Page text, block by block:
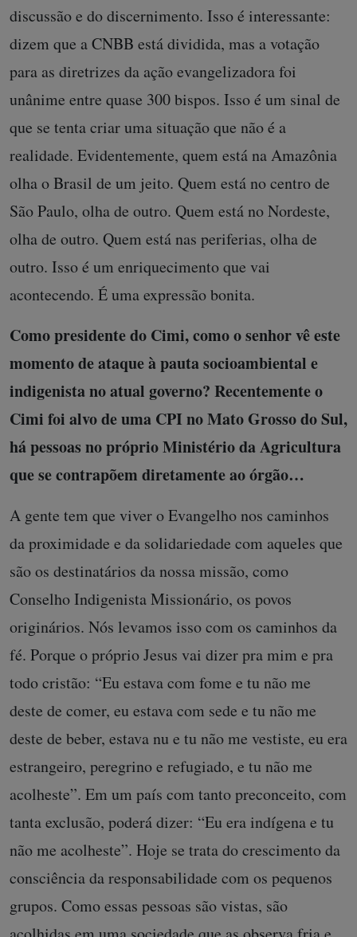
discussão e do discernimento. Isso é interessante:
dizem que a CNBB está dividida, mas a votação
para as diretrizes da ação evangelizadora foi
unânime entre quase 300 bispos. Isso é um sinal de
que se tenta criar uma situação que não é a
realidade. Evidentemente, quem está na Amazônia
olha o Brasil de um jeito. Quem está no centro de
São Paulo, olha de outro. Quem está no Nordeste,
olha de outro. Quem está nas periferias, olha de
outro. Isso é um enriquecimento que vai
acontecendo. É uma expressão bonita.
Como presidente do Cimi, como o senhor vê este
momento de ataque à pauta socioambiental e
indigenista no atual governo? Recentemente o
Cimi foi alvo de uma CPI no Mato Grosso do Sul,
há pessoas no próprio Ministério da Agricultura
que se contrapõem diretamente ao órgão…
A gente tem que viver o Evangelho nos caminhos
da proximidade e da solidariedade com aqueles que
são os destinatários da nossa missão, como
Conselho Indigenista Missionário, os povos
originários. Nós levamos isso com os caminhos da
fé. Porque o próprio Jesus vai dizer pra mim e pra
todo cristão: “Eu estava com fome e tu não me
deste de comer, eu estava com sede e tu não me
deste de beber, estava nu e tu não me vestiste, eu era
estrangeiro, peregrino e refugiado, e tu não me
acolheste”. Em um país com tanto preconceito, com
tanta exclusão, poderá dizer: “Eu era indígena e tu
não me acolheste”. Hoje se trata do crescimento da
consciência da responsabilidade com os pequenos
grupos. Como essas pessoas são vistas, são